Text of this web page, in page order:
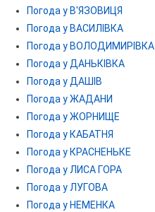
Погода у В'ЯЗОВИЦЯ
Погода у ВАСИЛІВКА
Погода у ВОЛОДИМИРІВКА
Погода у ДАНЬКІВКА
Погода у ДАШІВ
Погода у ЖАДАНИ
Погода у ЖОРНИЩЕ
Погода у КАБАТНЯ
Погода у КРАСНЕНЬКЕ
Погода у ЛИСА ГОРА
Погода у ЛУГОВА
Погода у НЕМЕНКА